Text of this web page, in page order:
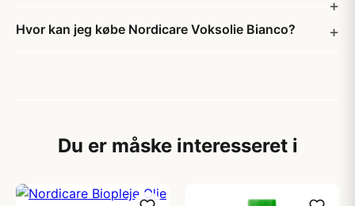
Hvor kan jeg købe Nordicare Voksolie Bianco?
Du er måske interesseret i